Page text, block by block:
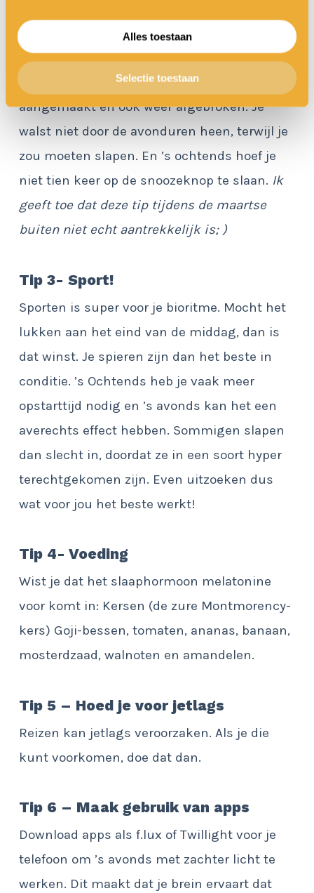
Alles toestaan
Selectie toestaan
je vanzelf eerder naar bed. En je wordt
wakker als het licht wordt. Melatonine wordt
zo op een natuurlijk manier op de juiste tijd
aangemaakt en ook weer afgebroken. Je
walst niet door de avonduren heen, terwijl je
zou moeten slapen. En ’s ochtends hoef je
niet tien keer op de snoozeknop te slaan. Ik
geeft toe dat deze tip tijdens de maartse
buiten niet echt aantrekkelijk is; )
Tip 3- Sport!
Sporten is super voor je bioritme. Mocht het
lukken aan het eind van de middag, dan is
dat winst. Je spieren zijn dan het beste in
conditie. ’s Ochtends heb je vaak meer
opstarttijd nodig en ’s avonds kan het een
averechts effect hebben. Sommigen slapen
dan slecht in, doordat ze in een soort hyper
terechtgekomen zijn. Even uitzoeken dus
wat voor jou het beste werkt!
Tip 4- Voeding
Wist je dat het slaaphormoon melatonine
voor komt in: Kersen (de zure Montmorency-
kers) Goji-bessen, tomaten, ananas, banaan,
mosterdzaad, walnoten en amandelen.
Tip 5 – Hoed je voor jetlags
Reizen kan jetlags veroorzaken. Als je die
kunt voorkomen, doe dat dan.
Tip 6 – Maak gebruik van apps
Download apps als f.lux of Twillight voor je
telefoon om ’s avonds met zachter licht te
werken. Dit maakt dat je brein ervaart dat